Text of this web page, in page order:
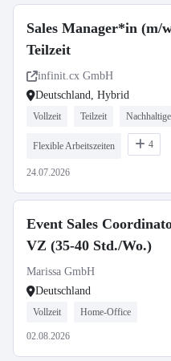
Sales Manager*in (m/
Teilzeit
infinit.cx GmbH
Deutschland, Hybrid
Vollzeit Teilzeit
Flexible Arbeitszeiten 4
24.07.2026
Event Sales
VZ (35-40 Std./Wo.)
Marissa GmbH
Deutschland
Vollzeit Home-Office
02.08.2026